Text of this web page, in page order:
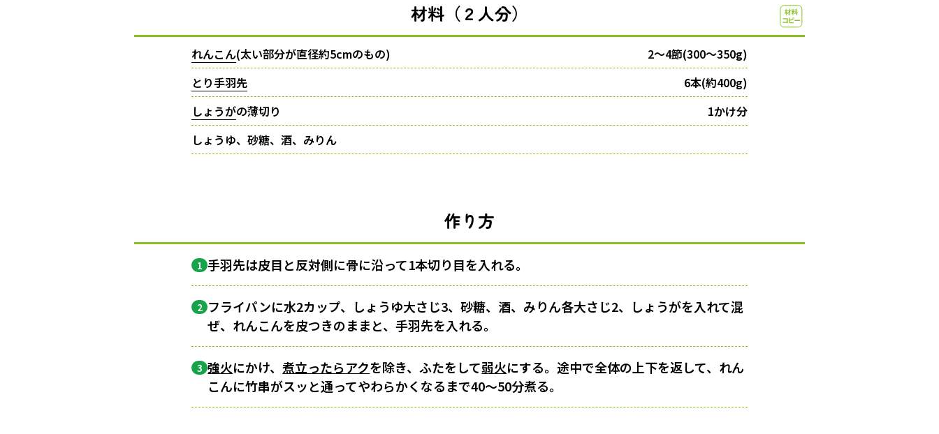
材料（２人分）
れんこん(太い部分が直径約5cmのもの)
2～4節(300～350g)
とり手羽先
6本(約400g)
しょうがの薄切り
1かけ分
しょうゆ、砂糖、酒、みりん
作り方
1 手羽先は皮目と反対側に骨に沿って1本切り目を入れる。
2 フライパンに水2カップ、しょうゆ大さじ3、砂糖、酒、みりん各大さじ2、しょうがを入れて混
ぜ、れんこんを皮つきのままと、手羽先を入れる。
3 強火にかけ、煮立ったらアクを除き、ふたをして弱火にする。途中で全体の上下を返して、れん
こんに竹串がスッと通ってやわらかくなるまで40～50分煮る。